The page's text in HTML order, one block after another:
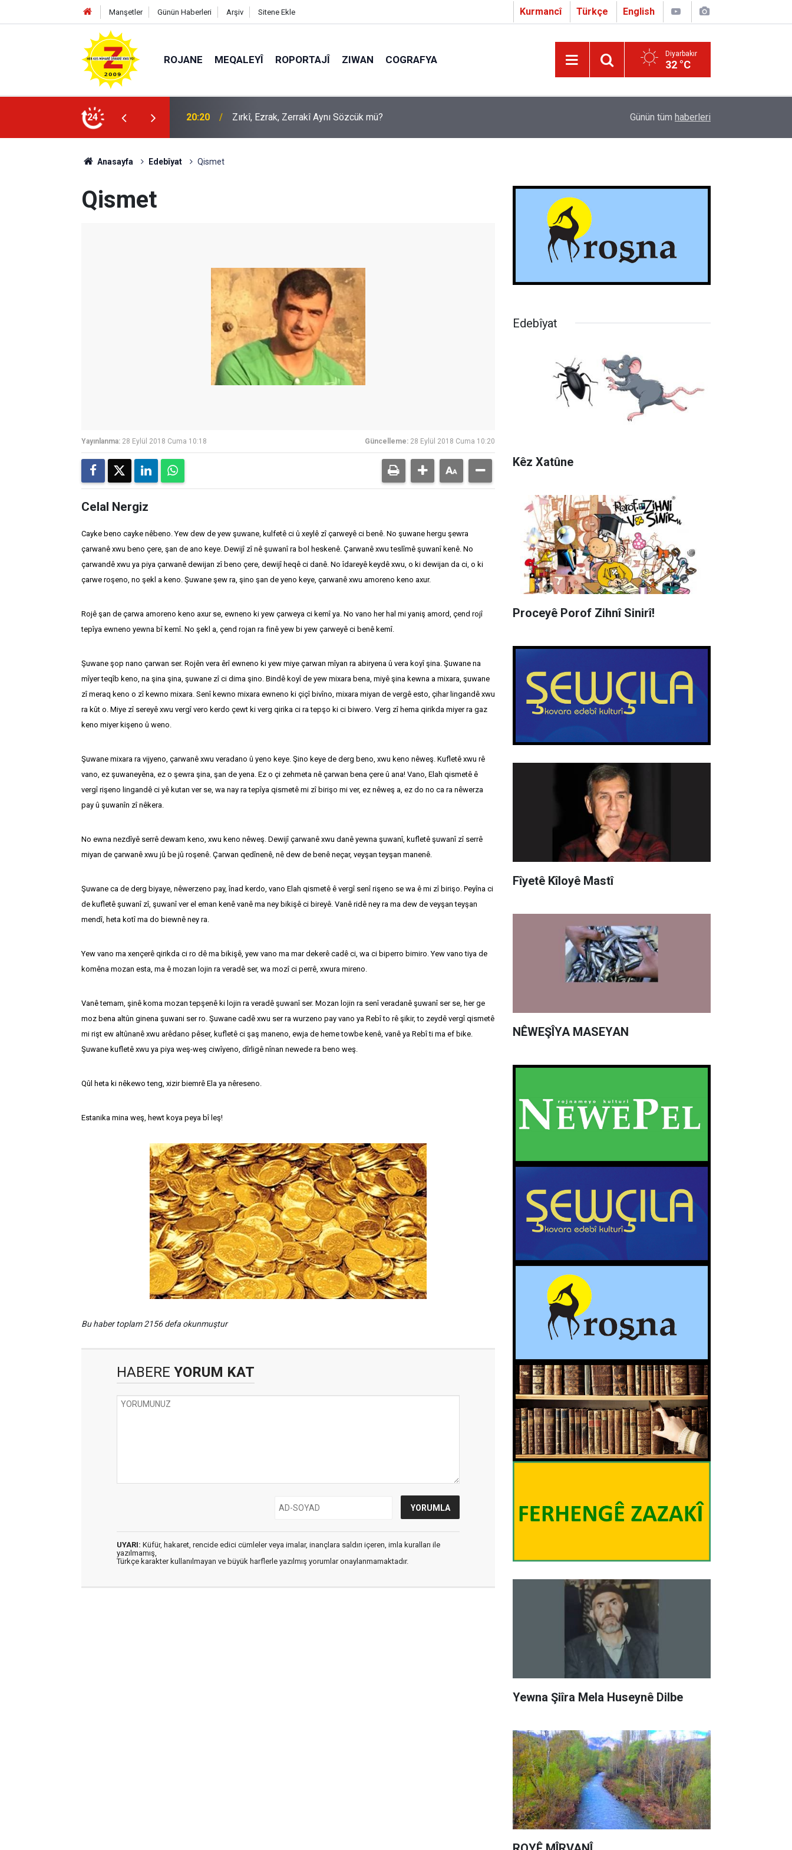
Manşetler Günün Haberleri Arşiv Sitene Ekle Kurmancî Türkçe English
ROJANE MEQALEYÎ ROPORTAJÎ ZIWAN COGRAFYA Diyarbakır
32 °C
24 09:56 Ji Zilma Partîzanan Nimûneyeka Piçûk Çapo 3. o Hîrakerde yê Ferhengê Zazakî-Tirkî
Günün tüm haberleri
Anasayfa Edebîyat Qismet
Qismet
Yayınlanma: 28 Eylül 2018 Cuma 10:18 Güncelleme: 28 Eylül 2018 Cuma 10:20
Celal Nergiz
Cayke beno cayke nêbeno. Yew dew de yew şuwane, kulfetê ci û xeylê zî çarweyê ci benê. No şuwane hergu şewra
çarwanê xwu beno çere, şan de ano keye. Dewijî zî nê şuwanî ra bol heskenê. Çarwanê xwu teslîmê şuwanî kenê. No
çarwandê xwu ya piya çarwanê dewijan zî beno çere, dewijî heqê ci danê. No îdareyê keydê xwu, o ki dewijan da ci, o ki
çarwe roşeno, no şekl a keno. Şuwane şew ra, şino şan de yeno keye, çarwanê xwu amoreno keno axur.
Rojê şan de çarwa amoreno keno axur se, ewneno ki yew çarweya ci kemî ya. No vano her hal mi yaniş amord, çend rojî
tepîya ewneno yewna bî kemî. No şekl a, çend rojan ra finê yew bi yew çarweyê ci benê kemî.
Şuwane şop nano çarwan ser. Rojên vera êrî ewneno ki yew miye çarwan mîyan ra abiryena û vera koyî şina. Şuwane na
mîyer teqîb keno, na şina şina, şuwane zî ci dima şino. Bindê koyî de yew mixara bena, miyê şina kewna a mixara, şuwane
zî meraq keno o zî kewno mixara. Senî kewno mixara ewneno ki çiçî bivîno, mixara miyan de vergê esto, çihar lingandê xwu
ra kût o. Miye zî sereyê xwu vergî vero kerdo çewt ki verg qirika ci ra tepşo ki ci biwero. Verg zî hema qirikda miyer ra gaz
keno miyer kişeno û weno.
Şuwane mixara ra vijyeno, çarwanê xwu veradano û yeno keye. Şino keye de derg beno, xwu keno nêweş. Kufletê xwu rê
vano, ez şuwaneyêna, ez o şewra şina, şan de yena. Ez o çi zehmeta nê çarwan bena çere û ana! Vano, Elah qismetê ê
vergî rişeno lingandê ci yê kutan ver se, wa nay ra tepîya qismetê mi zî birişo mi ver, ez nêweş a, ez do no ca ra nêwerza
pay û şuwanîn zî nêkera.
No ewna nezdîyê serrê dewam keno, xwu keno nêweş. Dewijî çarwanê xwu danê yewna şuwanî, kufletê şuwanî zî serrê
miyan de çarwanê xwu jû be jû roşenê. Çarwan qedînenê, nê dew de benê neçar, veyşan teyşan manenê.
Şuwane ca de derg biyaye, nêwerzeno pay, înad kerdo, vano Elah qismetê ê vergî senî rişeno se wa ê mi zî birişo. Peyîna ci
de kufletê şuwanî zî, şuwanî ver el eman kenê vanê ma ney bikişê ci bireyê. Vanê ridê ney ra ma dew de veyşan teyşan
mendî, heta kotî ma do biewnê ney ra.
Yew vano ma xençerê qirikda ci ro dê ma bikişê, yew vano ma mar dekerê cadê ci, wa ci biperro bimiro. Yew vano tiya de
komêna mozan esta, ma ê mozan lojin ra veradê ser, wa mozî ci perrê, xwura mireno.
Vanê temam, şinê koma mozan tepşenê ki lojin ra veradê şuwanî ser. Mozan lojin ra senî veradanê şuwanî ser se, her ge
moz bena altûn ginena şuwani ser ro. Şuwane cadê xwu ser ra wurzeno pay vano ya Rebî to rê şikir, to zeydê vergî qismetê
mi rişt ew altûnanê xwu arêdano pêser, kufletê ci şaş maneno, ewja de heme towbe kenê, vanê ya Rebî ti ma ef bike.
Şuwane kufletê xwu ya piya weş-weş ciwîyeno, dîrligê nînan newede ra beno weş.
Qûl heta ki nêkewo teng, xizir biemrê Ela ya nêreseno.
Estanika mina weş, hewt koya peya bî leş!
Bu haber toplam 2156 defa okunmuştur
HABERE YORUM KAT
UYARI: Küfür, hakaret, rencide edici cümleler veya imalar, inançlara saldırı içeren, imla kuralları ile
yazılmamış,
Türkçe karakter kullanılmayan ve büyük harflerle yazılmış yorumlar onaylanmamaktadır.
Edebîyat
Kêz Xatûne
Proceyê Porof Zihnî Sinirî!
Fîyetê Kîloyê Mastî
NÊWEŞÎYA MASEYAN
Yewna Şiîra Mela Huseynê Dilbe